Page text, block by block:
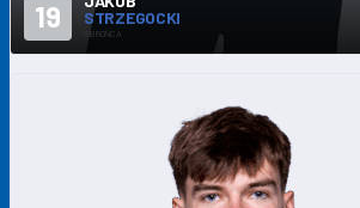
19
STRZEGOCKI
OBROŃCA